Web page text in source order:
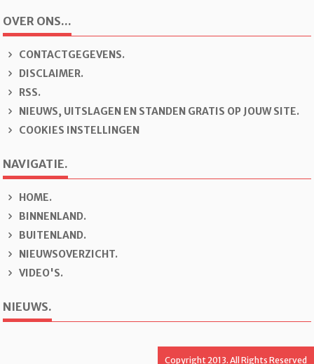
OVER ONS...
CONTACTGEGEVENS.
DISCLAIMER.
RSS.
NIEUWS, UITSLAGEN EN STANDEN GRATIS OP JOUW SITE.
COOKIES INSTELLINGEN
NAVIGATIE.
H OME.
B INNENLAND.
BU ITENLAND.
N
IEUWSOVERZICHT.
VIDEO'S.
NIEUWS.
Copyright 2013. All Rights Reserved